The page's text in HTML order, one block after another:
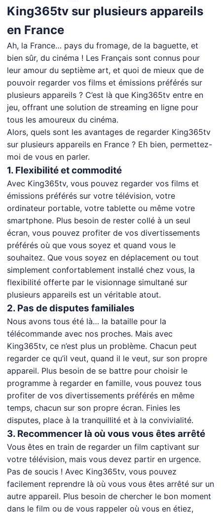
King365tv sur plusieurs appareils
en France
Ah, la France… pays du fromage, de la baguette, et
bien sûr, du cinéma ! Les Français sont connus pour
leur amour du septième art, et quoi de mieux que de
pouvoir regarder vos films et émissions préférés sur
plusieurs appareils ? C’est là que King365tv entre en
jeu, offrant une solution de streaming en ligne pour
tous les amoureux du cinéma.
Alors, quels sont les avantages de regarder King365tv
sur plusieurs appareils en France ? Eh bien, permettez-
moi de vous en parler.
1. Flexibilité et commodité
Avec King365tv, vous pouvez regarder vos films et
émissions préférés sur votre télévision, votre
ordinateur portable, votre tablette ou même votre
smartphone. Plus besoin de rester collé à un seul
écran, vous pouvez profiter de vos divertissements
préférés où que vous soyez et quand vous le
souhaitez. Que vous soyez en déplacement ou tout
simplement confortablement installé chez vous, la
flexibilité offerte par le visionnage simultané sur
plusieurs appareils est un véritable atout.
2. Pas de disputes familiales
Nous avons tous été là… la bataille pour la
télécommande avec nos proches. Mais avec
King365tv, ce n’est plus un problème. Chacun peut
regarder ce qu’il veut, quand il le veut, sur son propre
appareil. Plus besoin de se battre pour choisir le
programme à regarder en famille, vous pouvez tous
profiter de vos divertissements préférés en même
temps, chacun sur son propre écran. Finies les
disputes, place à la tranquillité et à la convivialité.
3. Recommencer là où vous vous êtes arrêté
Vous êtes en train de regarder un film captivant sur
votre télévision, mais vous devez partir en urgence.
Pas de soucis ! Avec King365tv, vous pouvez
facilement reprendre là où vous vous êtes arrêté sur un
autre appareil. Plus besoin de chercher le bon moment
dans le film ou de vous rappeler où vous en étiez,